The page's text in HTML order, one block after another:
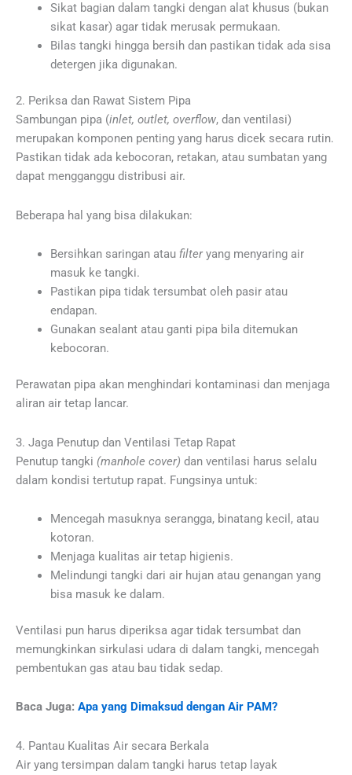
Sikat bagian dalam tangki dengan alat khusus (bukan
sikat kasar) agar tidak merusak permukaan.
Bilas tangki hingga bersih dan pastikan tidak ada sisa
detergen jika digunakan.
2. Periksa dan Rawat Sistem Pipa
Sambungan pipa (inlet, outlet, overflow, dan ventilasi)
merupakan komponen penting yang harus dicek secara rutin.
Pastikan tidak ada kebocoran, retakan, atau sumbatan yang
dapat mengganggu distribusi air.
Beberapa hal yang bisa dilakukan:
Bersihkan saringan atau filteryang menyaring air
masuk ke tangki.
Pastikan pipa tidak tersumbat oleh pasir atau
endapan.
Gunakan sealant atau ganti pipa bila ditemukan
kebocoran.
Perawatan pipa akan menghindari kontaminasi dan menjaga
aliran air tetap lancar.
3. Jaga Penutup dan Ventilasi Tetap Rapat
Penutup tangki (manhole cover) dan ventilasi harus selalu
dalam kondisi tertutup rapat. Fungsinya untuk:
Mencegah masuknya serangga, binatang kecil, atau
kotoran.
Menjaga kualitas air tetap higienis.
Melindungi tangki dari air hujan atau genangan yang
bisa masuk ke dalam.
Ventilasi pun harus diperiksa agar tidak tersumbat dan
memungkinkan sirkulasi udara di dalam tangki, mencegah
pembentukan gas atau bau tidak sedap.
Baca Juga: Apa yang Dimaksud dengan Air PAM?
4. Pantau Kualitas Air secara Berkala
Air yang tersimpan dalam tangki harus tetap layak